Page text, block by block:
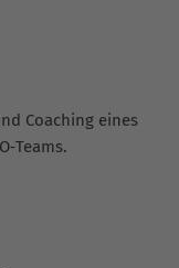
Coaching eines